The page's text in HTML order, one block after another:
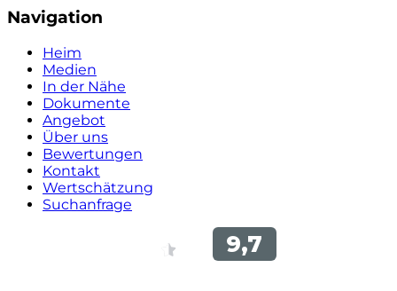
Navigation
Heim
Medien
In der Nähe
Dokumente
Angebot
Über uns
Bewertungen
Kontakt
Wertschätzung
Suchanfrage